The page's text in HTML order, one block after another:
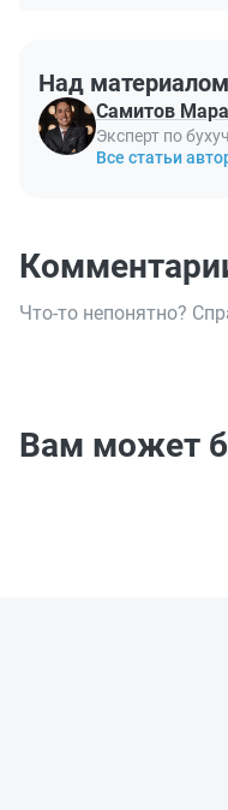
Над
Самитов
Эксперт по
Все статьи
Что-то непонятно?
Вам может